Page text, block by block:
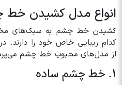
انواع مدل کشیدن
کشیدن خط چشم به سبک‌های
کدام زیبایی خاص خود را دارند.
از مدل‌های محبوب خط چشم
1. خط چشم ساده